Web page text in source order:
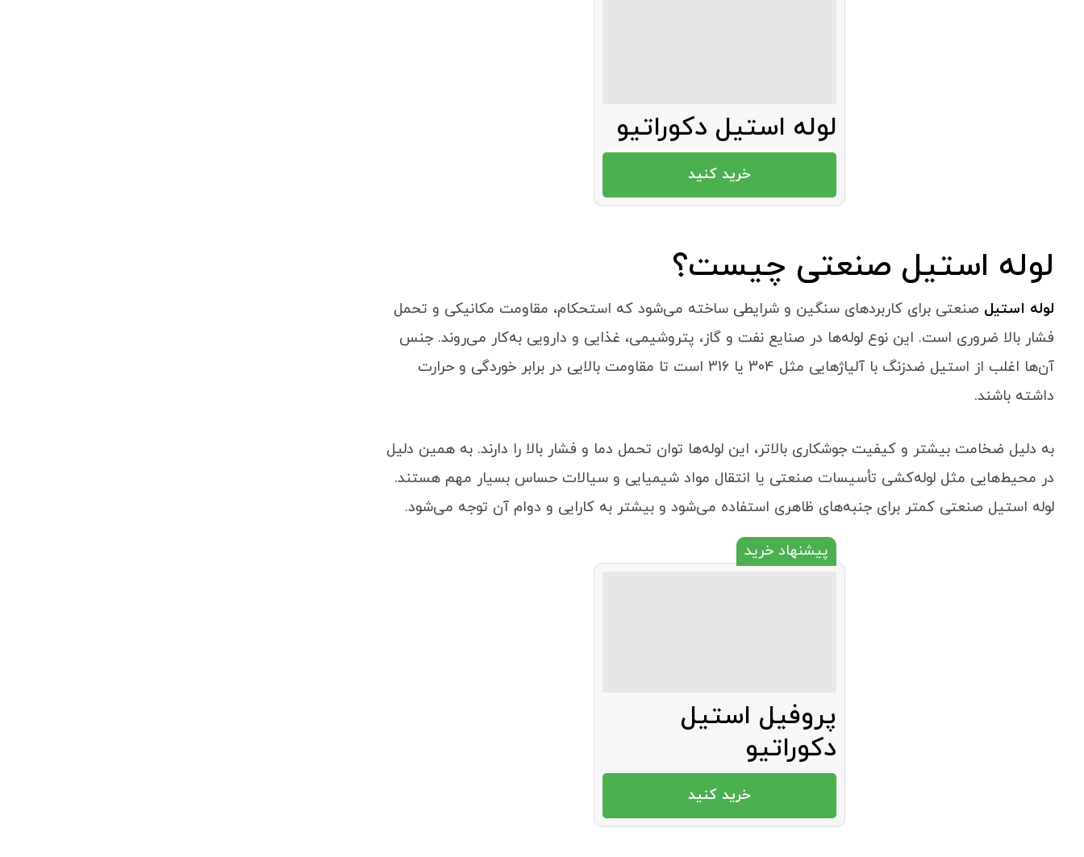
خرید کنید
لوله استیل صنعتی چیست؟
فشار بالا ضروری است. این نوع لوله‌ها در صنایع نفت و گاز، پتروشیمی، غذایی و دارویی به‌کار می‌روند. جنس
آن‌ها اغلب از استیل ضدزنگ با آلیاژهایی مثل 304 یا 316 است تا مقاومت بالایی در برابر خوردگی و حرارت
داشته باشند.
به دلیل ضخامت بیشتر و کیفیت جوشکاری بالاتر، این لوله‌ها توان تحمل دما و فشار بالا را دارند. به همین دلیل
پروفیل استیل